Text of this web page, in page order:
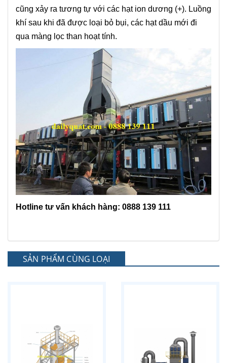
cũng xảy ra tương tự với các hạt ion dương (+). Luồng
khí sau khi đã được loại bỏ bụi, các hạt dầu mới đi
qua màng lọc than hoạt tính.
Hotline tư vấn khách hàng: 0888 139 111
SẢN PHẨM CÙNG LOẠI